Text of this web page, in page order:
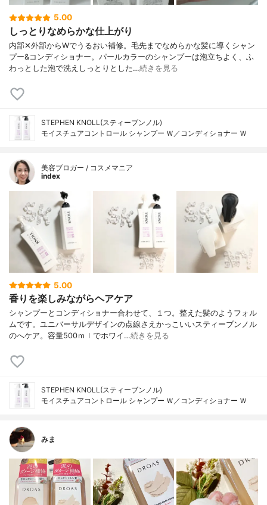
5.00
しっとりなめらかな仕上がり
内部✕外部からWでうるおい補修。毛先までなめらかな髪に導くシャン
プー&コンディショナー。パールカラーのシャンプーは泡立ちよく、ふ
わっとした泡で洗えしっとりとした…続きを見る
STEPHEN KNOLL(スティーブンノル)
モイスチュアコントロール シャンプー Ｗ／コンディショナー Ｗ
美容ブロガー / コスメマニア
index
5.00
香りを楽しみながらヘアケア
シャンプーとコンディショナー合わせて、１つ。整えた髪のようフォル
ムです。ユニバーサルデザインの点線さえかっこいいスティーブンノル
のへケア。容量500ｍｌでホワイ…続きを見る
STEPHEN KNOLL(スティーブンノル)
モイスチュアコントロール シャンプー Ｗ／コンディショナー Ｗ
みま